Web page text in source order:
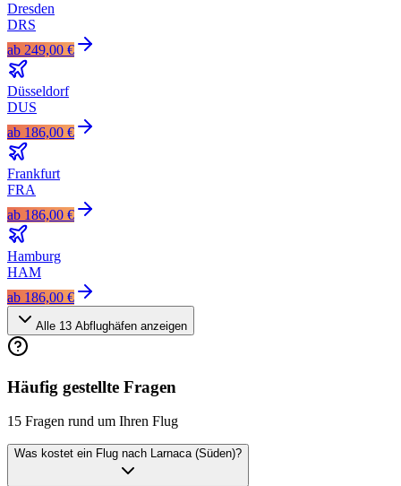
Dresden
DRS
ab 249,00 €
Düsseldorf
DUS
ab 186,00 €
Frankfurt
FRA
ab 186,00 €
Hamburg
HAM
ab 186,00 €
Alle 13 Abflughäfen anzeigen
Häufig gestellte Fragen
15 Fragen rund um Ihren Flug
Was kostet ein Flug nach Larnaca (Süden)?